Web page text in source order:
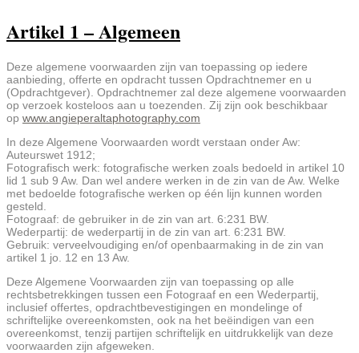
Artikel 1 – Algemeen
Deze algemene voorwaarden zijn van toepassing op iedere
aanbieding, offerte en opdracht tussen Opdrachtnemer en u
(Opdrachtgever). Opdrachtnemer zal deze algemene voorwaarden
op verzoek kosteloos aan u toezenden. Zij zijn ook beschikbaar
op www.angieperaltaphotography.com
In deze Algemene Voorwaarden wordt verstaan onder Aw:
Auteurswet 1912;
Fotografisch werk: fotografische werken zoals bedoeld in artikel 10
lid 1 sub 9 Aw. Dan wel andere werken in de zin van de Aw. Welke
met bedoelde fotografische werken op één lijn kunnen worden
gesteld.
Fotograaf: de gebruiker in de zin van art. 6:231 BW.
Wederpartij: de wederpartij in de zin van art. 6:231 BW.
Gebruik: verveelvoudiging en/of openbaarmaking in de zin van
artikel 1 jo. 12 en 13 Aw.
Deze Algemene Voorwaarden zijn van toepassing op alle
rechtsbetrekkingen tussen een Fotograaf en een Wederpartij,
inclusief offertes, opdrachtbevestigingen en mondelinge of
schriftelijke overeenkomsten, ook na het beëindigen van een
overeenkomst, tenzij partijen schriftelijk en uitdrukkelijk van deze
voorwaarden zijn afgeweken.